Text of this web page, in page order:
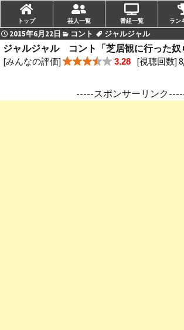
2015年6月22日 コント
ジャルジャル
ジャルジャル コント「芝居観に行った奴
[みんなの評価] 3.28 [視聴回数]
-----スポンサーリンク
トップ 芸人一覧 番組一覧 ラン